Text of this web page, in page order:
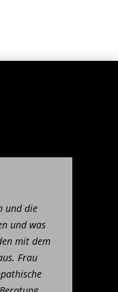
und die
und was
mit dem
Frau